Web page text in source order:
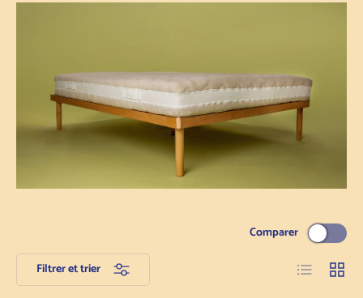
Filtrer et trier
Comparer
Liste Grille